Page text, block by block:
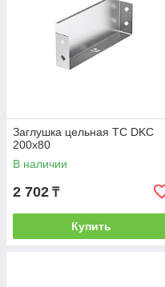
Заглушка цельная ТС DKC
200х80
В наличии
2 702 ₸
Купить